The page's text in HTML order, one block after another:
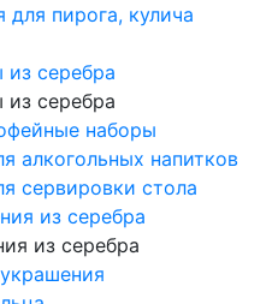
для пирога, кулича
серебра
серебра
наборы
алкогольных напитков
сервировки стола
из серебра
из серебра